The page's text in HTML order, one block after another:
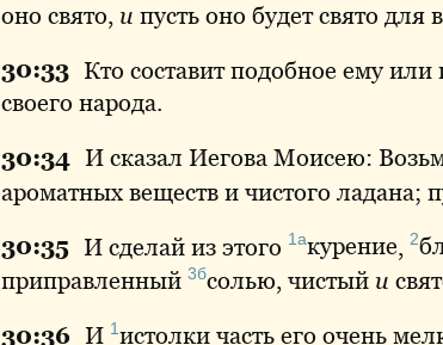
оно свято, и пусть оно будет свято для
30:33 Кто составит подобное ему или
своего народа.
30:34 И сказал Иегова Моисею:
ароматных веществ и чистого ладана;
30:35 И сделай из этого 1акурение 2
приправленный 3бсолью, чистый и
30:36 И 1истолки часть его очень